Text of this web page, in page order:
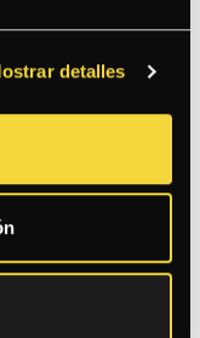
detalles
BLUE CHEESE,
QUESO AZUL,